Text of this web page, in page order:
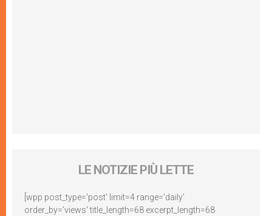
LE NOTIZIE PIÙ LETTE
[wpp post_type='post' limit=4 range='daily'
order_by='views' title_length=68 excerpt_length=68